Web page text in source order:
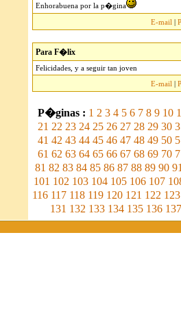
Enhorabuena por la p�gina
E-mail |
Para F�lix
Felicidades, y a seguir tan joven
E-mail |
P�ginas : 1 2 3 4 5 6 7 8 9 10
21 22 23 24 25 26 27 28 29 30
41 42 43 44 45 46 47 48 49 50
61 62 63 64 65 66 67 68 69 70
81 82 83 84 85 86 87 88 89 90
101 102 103 104 105 106 107
116 117 118 119 120 121 122 123
131 132 133 134 135 136 137